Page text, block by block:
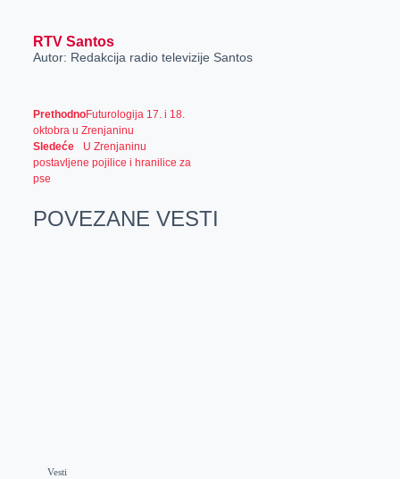
RTV Santos
Autor: Redakcija radio televizije Santos
PrethodnoFuturologija 17. i 18.
oktobra u Zrenjaninu
Sledeće
U Zrenjaninu
postavljene pojilice i hranilice za
pse
POVEZANE VESTI
Vesti